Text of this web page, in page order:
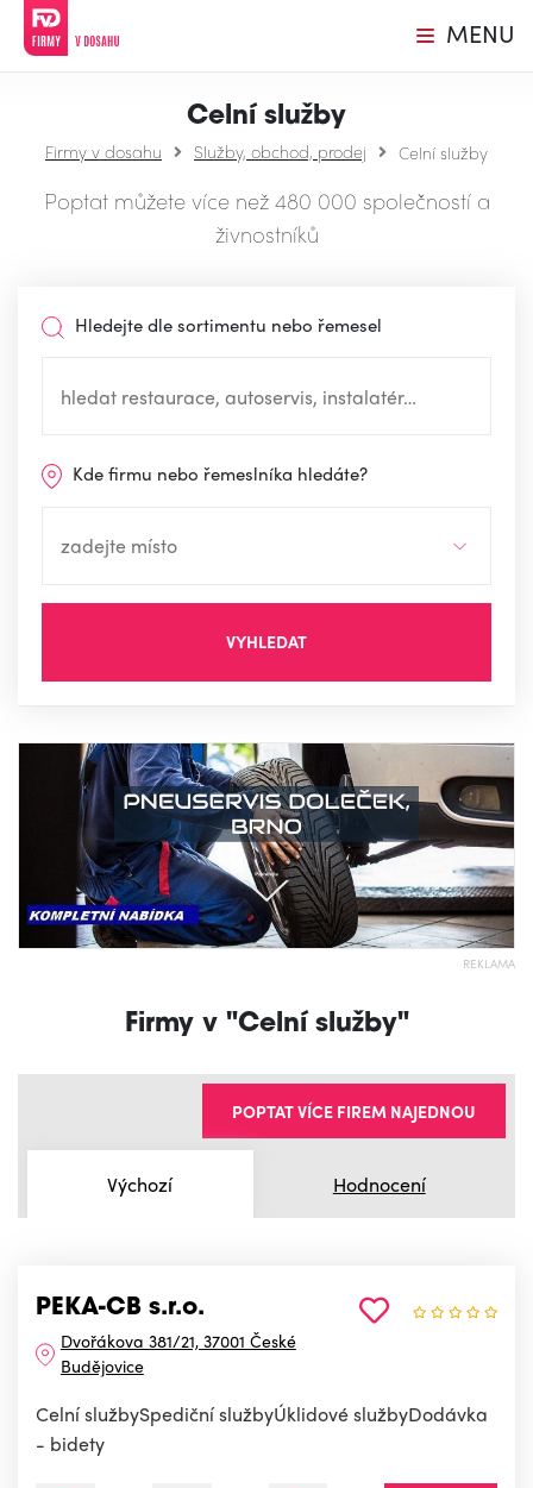
MENU
Celní služby
Firmy v dosahu Služby, obchod, prodej Celní služby
Poptat můžete více než 480 000 společností a
živnostníků
Hledejte dle sortimentu nebo řemesel
Kde firmu nebo řemeslníka hledáte?
VYHLEDAT
REKLAMA
Firmy v "Celní služby"
Výchozí Hodnocení
POPTAT VÍCE FIREM NAJEDNOU
PEKA-CB s.r.o.
Dvořákova 381/21, 37001 České
Budějovice
Celní službySpediční službyÚklidové službyDodávka
- bidety